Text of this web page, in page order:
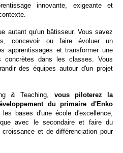
innovante, exigeante et
autant qu'un bâtisseur. Vous savez
concevoir ou faire évoluer un
apprentissages et transformer une
concrètes dans les classes. Vous
des équipes autour d'un projet
& Teaching, vous piloterez la
du primaire d'Enko
bases d'une école d'excellence,
avec le secondaire et faire du
et de différenciation pour